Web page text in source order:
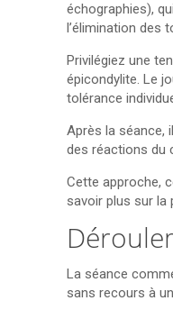
échographies),
l’élimination des
Privilégiez une
épicondylite. Le
tolérance
Après la séance,
des réactions du
Cette approche,
savoir plus sur
La séance
sans recours à